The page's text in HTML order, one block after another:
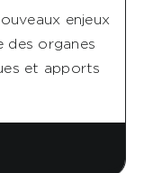
enjeux
des organes
et apports